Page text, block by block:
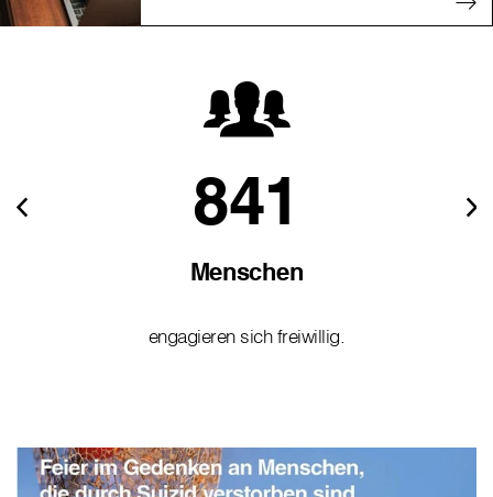
841
Menschen
engagieren sich freiwillig.